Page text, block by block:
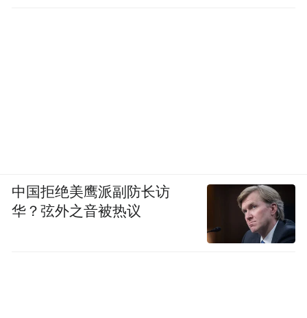
中国拒绝美鹰派副防长访
华？弦外之音被热议